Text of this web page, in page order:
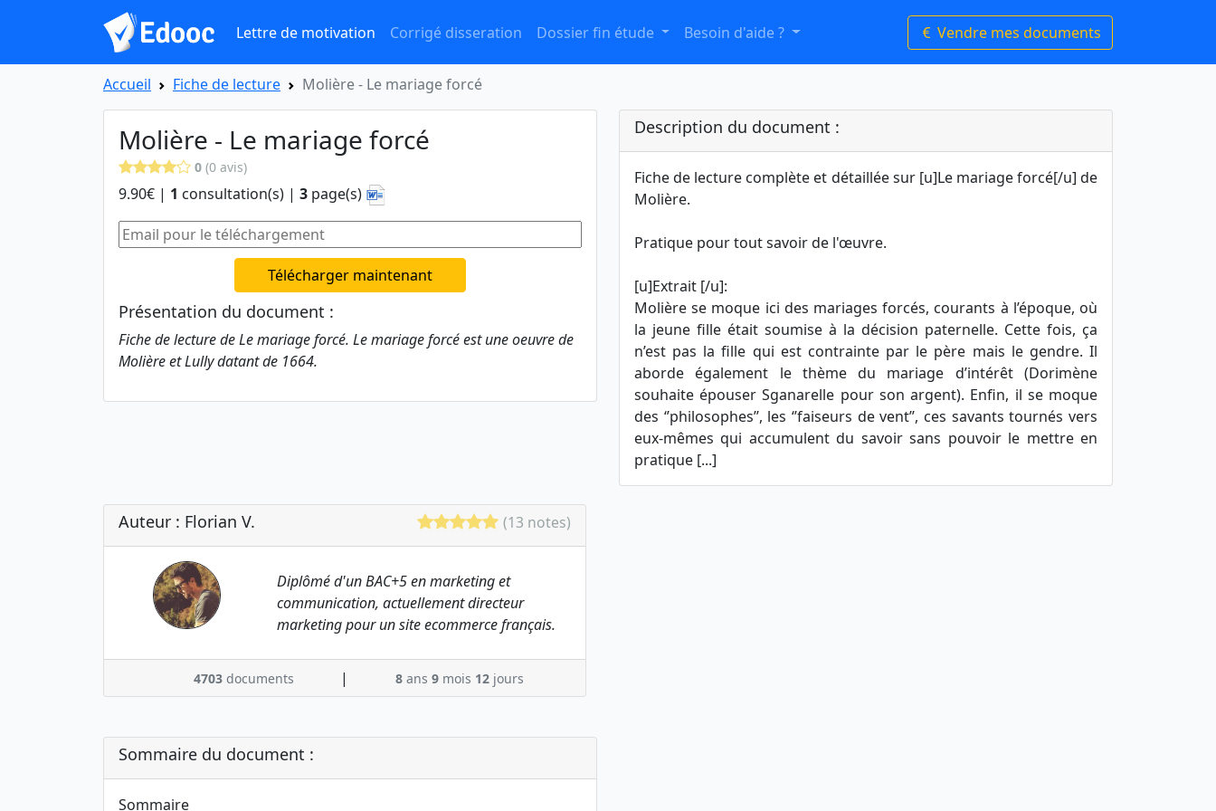
Lettre de motivation Corrigé disseration Dossier fin étude Besoin d'aide ? Vendre mes documents
Accueil Fiche de lecture Molière - Le mariage forcé
Molière - Le mariage forcé
0 (0 avis)
9.90€ | 1 consultation(s) | 3 page(s)
Télécharger maintenant
Présentation du document :
Fiche de lecture de Le mariage forcé. Le mariage forcé est une oeuvre de
Molière et Lully datant de 1664.
Description du document :
Fiche de lecture complète et détaillée sur [u]Le mariage forcé[/u] de
Molière.
Pratique pour tout savoir de l'œuvre.
[u]Extrait [/u]:
Molière se moque ici des mariages forcés, courants à l’époque, où
la jeune fille était soumise à la décision paternelle. Cette fois, ça
n’est pas la fille qui est contrainte par le père mais le gendre. Il
aborde également le thème du mariage d’intérêt (Dorimène
souhaite épouser Sganarelle pour son argent). Enfin, il se moque
des ‘’philosophes’’, les ‘’faiseurs de vent’’, ces savants tournés vers
eux-mêmes qui accumulent du savoir sans pouvoir le mettre en
pratique [...]
Auteur : Florian V. (13 notes)
Diplômé d'un BAC+5 en marketing et
communication, actuellement directeur
marketing pour un site ecommerce français.
4703 documents | 8ans 9mois 12jours
Sommaire du document :
Sommaire